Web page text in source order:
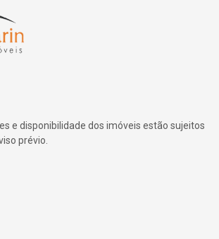
e disponibilidade dos imóveis estão sujeitos
prévio.